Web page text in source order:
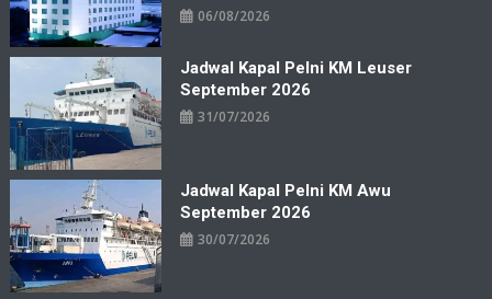
06/08/2026
Jadwal Kapal Pelni KM Leuser
September 2026
31/07/2026
Jadwal Kapal Pelni KM Awu
September 2026
30/07/2026